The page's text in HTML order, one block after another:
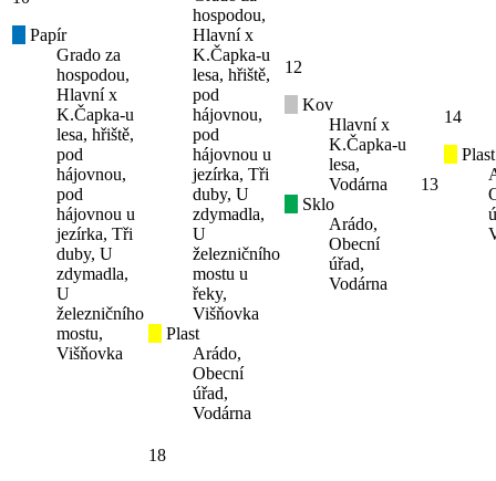
Papír
Grado za
hospodou,
Hlavní x
K.Čapka-u
lesa, hřiště,
pod
hájovnou,
pod
hájovnou u
jezírka, Tři
duby, U
zdymadla,
U
železničního
mostu,
Višňovka
hospodou,
Hlavní x
K.Čapka-u
lesa, hřiště,
pod
hájovnou,
pod
hájovnou u
jezírka, Tři
duby, U
zdymadla,
U
železničního
mostu u
řeky,
Višňovka
Plast
Arádo,
Obecní
úřad,
Vodárna
12
Kov
Hlavní x
K.Čapka-u
lesa,
Vodárna
Sklo
Arádo,
Obecní
úřad,
Vodárna
13
14
Plast
18